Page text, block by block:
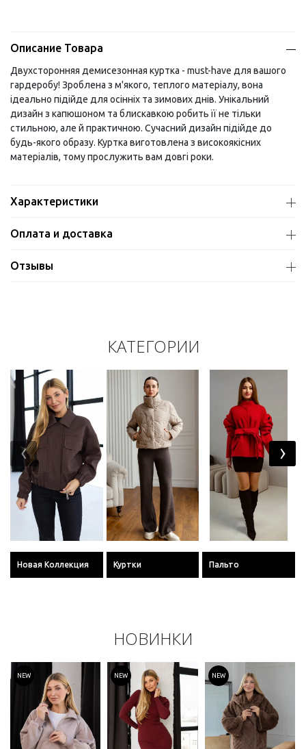
Описание Товара
Двухсторонняя демисезонная куртка - must-have для вашого
гардеробу! Зроблена з м'якого, теплого матеріалу, вона
ідеально підійде для осінніх та зимових днів. Унікальний
дизайн з капюшоном та блискавкою робить її не тільки
стильною, але й практичною. Сучасний дизайн підійде до
будь-якого образу. Куртка виготовлена з високоякісних
матеріалів, тому прослужить вам довгі роки.
Характеристики
Оплата и доставка
Отзывы
КАТЕГОРИИ
Новая Коллекция Куртки Пальто
‹ ›
НОВИНКИ
NEW NEW NEW